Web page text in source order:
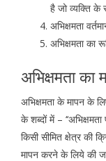
है जो व्यक्ति के
अभिक्षमता
अभिक्षमता का
अभिक्षमता का
अभिक्षमता के मापन के
के शब्दों में –
किसी सीमित क्षेत्र की
मापन करने के लिये की